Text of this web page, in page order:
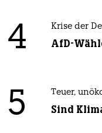
4 Krise der
AfD-
5 Teuer,
Sind